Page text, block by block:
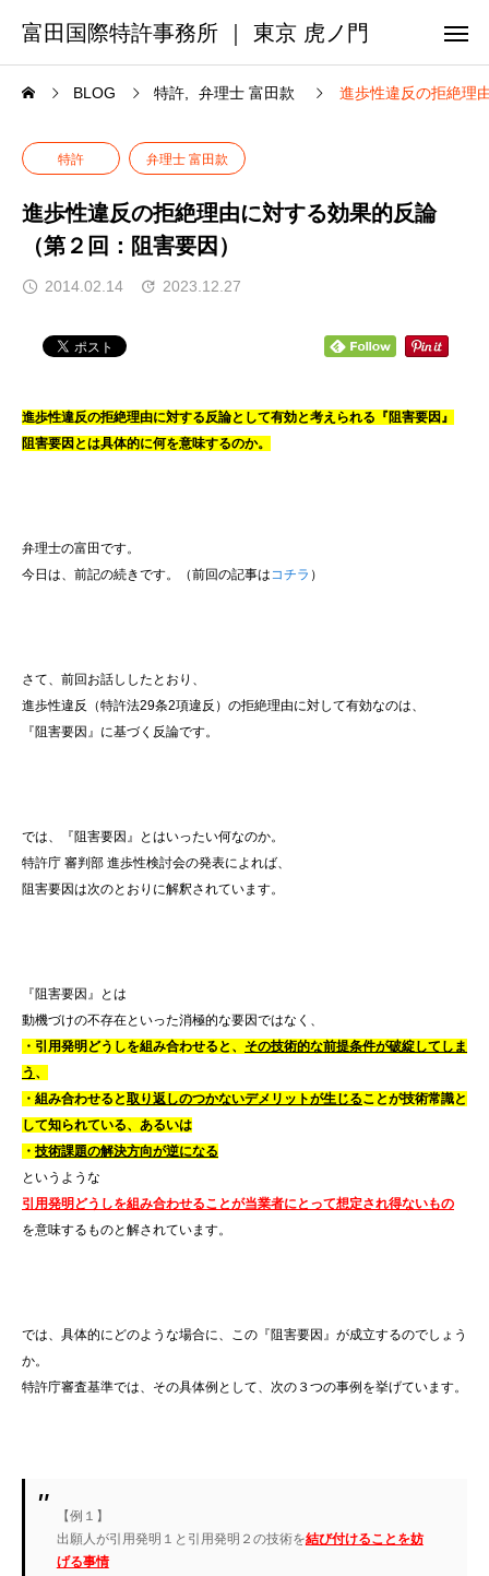
富田国際特許事務所 ｜ 東京 虎ノ門
BLOG 特許 弁理士 富田款 進歩性違反の拒絶理
特許 弁理士 富田款
進歩性違反の拒絶理由に対する効果的反論
（第２回：阻害要因）
2014.02.14 2023.12.27
進歩性違反の拒絶理由に対する反論として有効と考えられる『阻害要因』
阻害要因とは具体的に何を意味するのか。
弁理士の富田です。
今日は、前記の続きです。（前回の記事はコチラ ）
さて、前回お話ししたとおり、
進歩性違反（特許法29条2項違反）の拒絶理由に対して有効なのは、
『阻害要因』に基づく反論です。
では、『阻害要因』とはいったい何なのか。
特許庁 審判部 進歩性検討会の発表によれば、
阻害要因は次のとおりに解釈されています。
『阻害要因』とは
動機づけの不存在といった消極的な要因ではなく、
・引用発明どうしを組み合わせると、 その技術的な前提条件が破綻してしま
う 、
・組み合わせると取り返しのつかないデメリットが生じることが技術常識と
して知られている、あるいは
・ 技術課題の解決方向が逆になる
というような
引用発明どうしを組み合わせることが当業者にとって想定され得ないもの
を意味するものと解されています。
では、具体的にどのような場合に、この『阻害要因』が成立するのでしょう
か。
特許庁審査基準では、その具体例として、次の３つの事例を挙げています。
【例１】
出願人が引用発明１と引用発明２の技術を結び付けることを妨
げる事情